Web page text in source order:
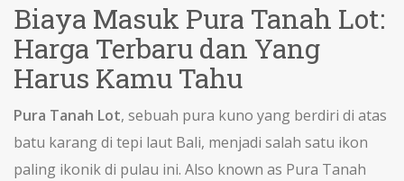
Biaya Masuk Pura Tanah Lot:
Harga Terbaru dan Yang
Harus Kamu Tahu
Pura Tanah Lot, sebuah pura kuno yang berdiri di atas
batu karang di tepi laut Bali, menjadi salah satu ikon
paling ikonik di pulau ini. Also known as Pura Tanah